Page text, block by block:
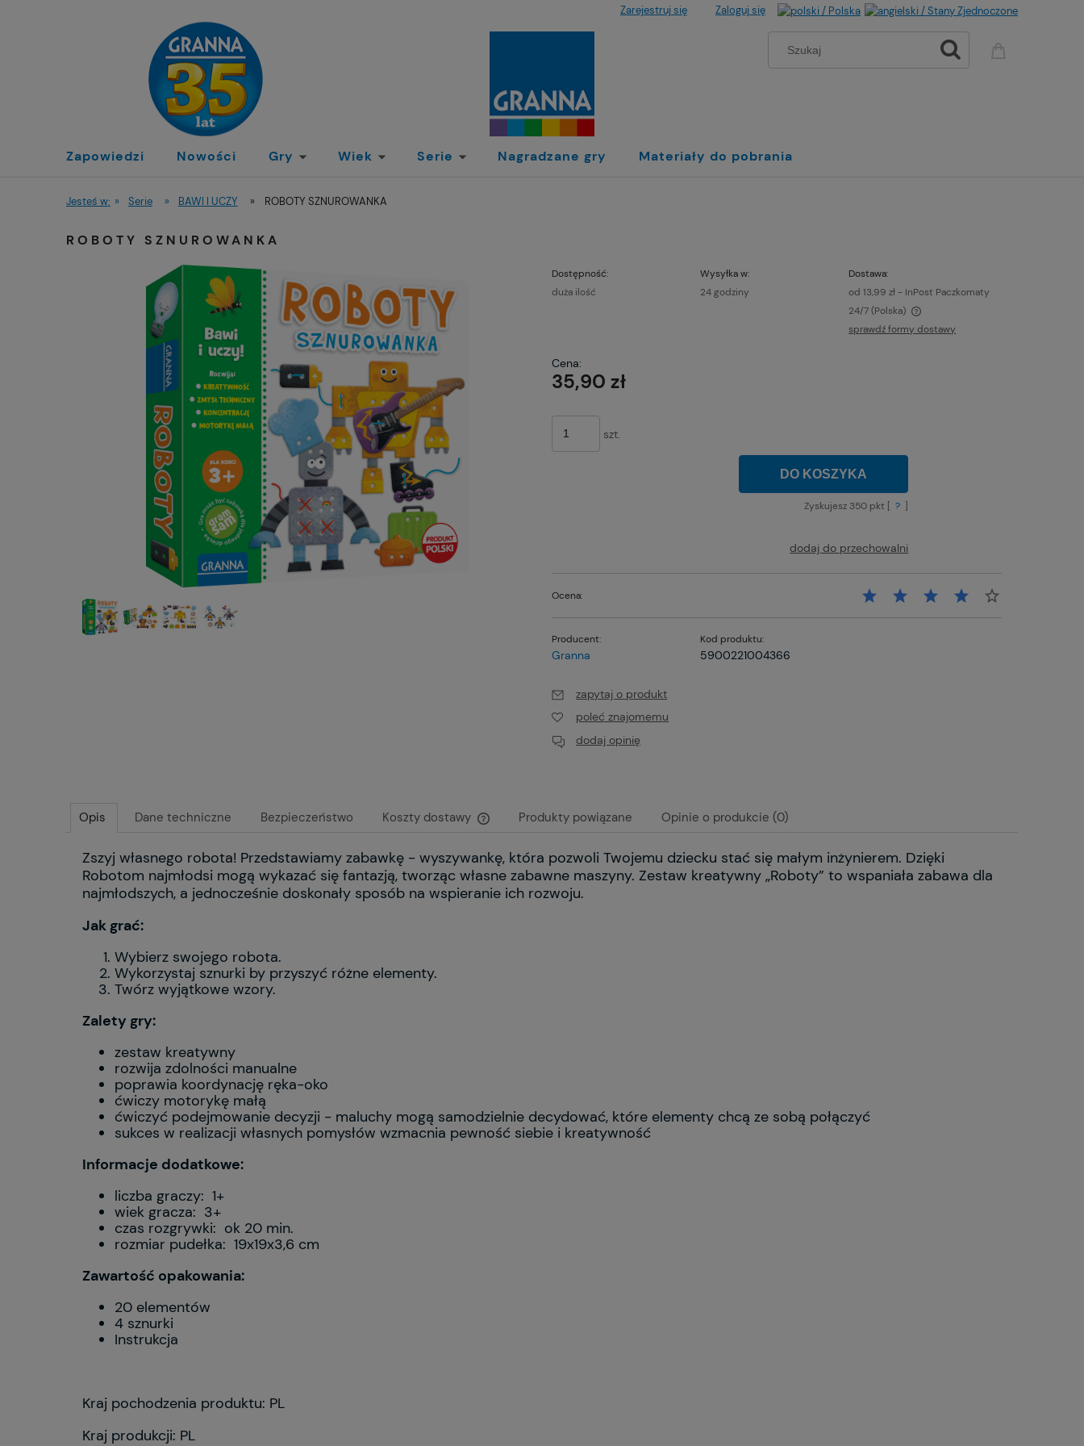
Zarejestruj się Zaloguj się
Zapowiedzi Nowości Gry Wiek Serie Nagradzane gry Materiały do pobrania
Jesteś w: » Serie » BAWI I UCZY » ROBOTY SZNUROWANKA
ROBOTY SZNUROWANKA
Dostępność:
duża ilość
Wysyłka w:
24 godziny
Dostawa:
od 13,99 zł - InPost Paczkomaty
24/7 (Polska)
sprawdź formy dostawy
Cena:
35,90 zł
szt.
DO KOSZYKA
Zyskujesz 350 pkt [ ? ]
dodaj do przechowalni
Ocena:
Producent:
Granna
Kod produktu:
5900221004366
zapytaj o produkt
poleć znajomemu
dodaj opinię
Opis Dane techniczne Bezpieczeństwo Koszty dostawy
Cena nie zawiera ewentualnych kosztów
płatności
Produkty powiązane Opinie o produkcie (0)
Zszyj własnego robota! Przedstawiamy zabawkę - wyszywankę, która pozwoli Twojemu dziecku stać się małym inżynierem. Dzięki
Robotom najmłodsi mogą wykazać się fantazją, tworząc własne zabawne maszyny. Zestaw kreatywny „Roboty” to wspaniała zabawa dla
najmłodszych, a jednocześnie doskonały sposób na wspieranie ich rozwoju.
Jak grać:
Wybierz swojego robota.
Wykorzystaj sznurki by przyszyć różne elementy.
Twórz wyjątkowe wzory.
Zalety gry:
zestaw kreatywny
rozwija zdolności manualne
poprawia koordynację ręka-oko
ćwiczy motorykę małą
ćwiczyć podejmowanie decyzji - maluchy mogą samodzielnie decydować, które elementy chcą ze sobą połączyć
sukces w realizacji własnych pomysłów wzmacnia pewność siebie i kreatywność
Informacje dodatkowe:
liczba graczy: 1+
wiek gracza: 3+
czas rozgrywki: ok 20 min.
rozmiar pudełka: 19x19x3,6 cm
Zawartość opakowania:
20 elementów
4 sznurki
Instrukcja
Kraj pochodzenia produktu: PL
Kraj produkcji: PL